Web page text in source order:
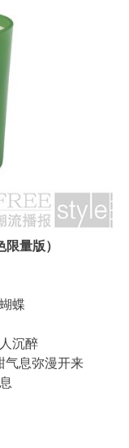
量版）
蝶
沉醉
气息弥漫开来